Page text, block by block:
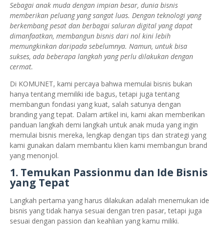
Sebagai anak muda dengan impian besar, dunia bisnis
memberikan peluang yang sangat luas. Dengan teknologi yang
berkembang pesat dan berbagai saluran digital yang dapat
dimanfaatkan, membangun bisnis dari nol kini lebih
memungkinkan daripada sebelumnya. Namun, untuk bisa
sukses, ada beberapa langkah yang perlu dilakukan dengan
cermat.
Di KOMUNET, kami percaya bahwa memulai bisnis bukan
hanya tentang memiliki ide bagus, tetapi juga tentang
membangun fondasi yang kuat, salah satunya dengan
branding yang tepat. Dalam artikel ini, kami akan memberikan
panduan langkah demi langkah untuk anak muda yang ingin
memulai bisnis mereka, lengkap dengan tips dan strategi yang
kami gunakan dalam membantu klien kami membangun brand
yang menonjol.
1. Temukan Passionmu dan Ide Bisnis
yang Tepat
Langkah pertama yang harus dilakukan adalah menemukan ide
bisnis yang tidak hanya sesuai dengan tren pasar, tetapi juga
sesuai dengan passion dan keahlian yang kamu miliki.